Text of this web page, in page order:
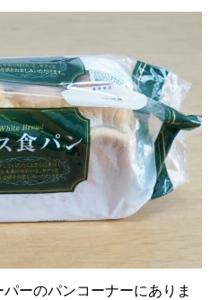
ーのパンコーナーにありま